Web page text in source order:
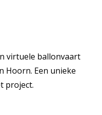
virtuele ballonvaart
Hoorn. Een unieke
project.